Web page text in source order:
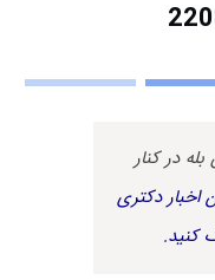
در کنار
اخبار دکتری
کنید.